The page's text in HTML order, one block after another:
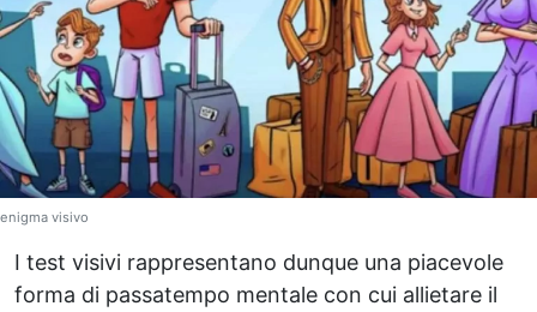
enigma visivo
I test visivi rappresentano dunque una piacevole
forma di passatempo mentale con cui allietare il